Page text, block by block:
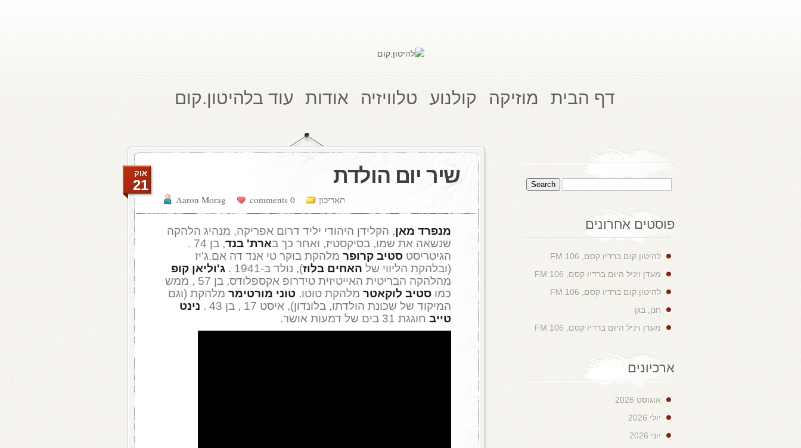
דף הבית מוזיקה קולנוע טלוויזיה אודות עוד בלהיטון.קום
שיר יום הולדת
Aaron Morag 0 comments תאריכון
אוק
21
מנפרד מאן, הקלידן היהודי יליד דרום אפריקה, מנהיג הלהקה
שנשאה את שמו, בסיקסטיז, ואחר כך בארת' בנד
, בן 74 .
הגיטריסט סטיב קרופר מלהקת בוקר טי אנד דה אם.ג'יז
(ובלהקת הליווי של האחים בלוז), נולד ב-1941 .
ג'וליאן קופ
מהלהקה הבריטית האייטיזית טידרופ אקספלודס, בן 57 , ממש
כמו סטיב לוקאטר מלהקת טוטו. טוני מורטימר מלהקת (וגם
המיקוד של שכונת הולדתו, בלונדון), איסט 17 , בן 43 .
נינט
טייב חוגגת 31 בים של דמעות אושר.
פוסטים אחרונים
להיטון.קום ברדיו קסם, 106 FM
מעדן ויניל היום ברדיו קסם, 106 FM
להיטון.קום ברדיו קסם, 106 FM
חנן, בגן
מעדן ויניל היום ברדיו קסם, 106 FM
ארכיונים
אוגוסט 2026
יולי 2026
יוני 2026